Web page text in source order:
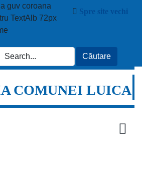
Spre site vechi
COMUNEI LUICA